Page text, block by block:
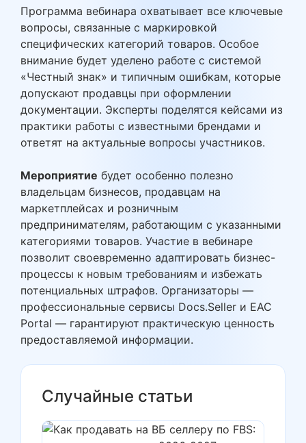
Программа вебинара охватывает все ключевые
вопросы, связанные с маркировкой
специфических категорий товаров. Особое
внимание будет уделено работе с системой
«Честный знак» и типичным ошибкам, которые
допускают продавцы при оформлении
документации. Эксперты поделятся кейсами из
практики работы с известными брендами и
ответят на актуальные вопросы участников.
Мероприятие будет особенно полезно
владельцам бизнесов, продавцам на
маркетплейсах и розничным
предпринимателям, работающим с указанными
категориями товаров. Участие в вебинаре
позволит своевременно адаптировать бизнес-
процессы к новым требованиям и избежать
потенциальных штрафов. Организаторы —
профессиональные сервисы Docs.Seller и EAC
Portal — гарантируют практическую ценность
предоставляемой информации.
Случайные статьи